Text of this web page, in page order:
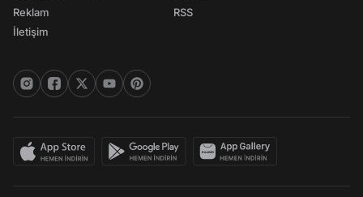
Reklam
İletişim
RSS